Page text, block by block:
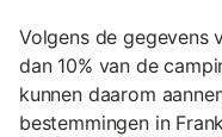
Volgens de gegevens
dan 10% van de
kunnen daarom
bestemmingen in